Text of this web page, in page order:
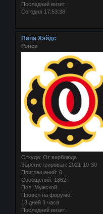
Последний визит:
Сегодня 17:53:38
Папа Хэйдс
Рэнси
Откуда: От верблюда
Зарегистрирован: 2021-10-30
Приглашений: 0
Сообщений: 1862
Пол: Мужской
Провел на форуме:
13 дней 3 часа
Последний визит: